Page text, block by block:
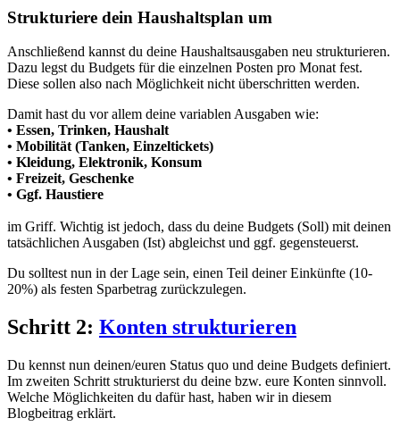
Strukturiere dein Haushaltsplan um
Anschließend kannst du deine Haushaltsausgaben neu strukturieren.
Dazu legst du Budgets für die einzelnen Posten pro Monat fest.
Diese sollen also nach Möglichkeit nicht überschritten werden.
Damit hast du vor allem deine variablen Ausgaben wie:
• Essen, Trinken, Haushalt
• Mobilität (Tanken, Einzeltickets)
• Kleidung, Elektronik, Konsum
• Freizeit, Geschenke
• Ggf. Haustiere
im Griff. Wichtig ist jedoch, dass du deine Budgets (Soll) mit deinen
tatsächlichen Ausgaben (Ist) abgleichst und ggf. gegensteuerst.
Du solltest nun in der Lage sein, einen Teil deiner Einkünfte (10-
20%) als festen Sparbetrag zurückzulegen.
Schritt 2: Konten strukturieren
Du kennst nun deinen/euren Status quo und deine Budgets definiert.
Im zweiten Schritt strukturierst du deine bzw. eure Konten sinnvoll.
Welche Möglichkeiten du dafür hast, haben wir in diesem
Blogbeitrag erklärt.